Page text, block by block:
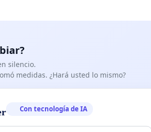
silencio.
medidas. ¿Hará usted lo mismo?
Con tecnología de IA